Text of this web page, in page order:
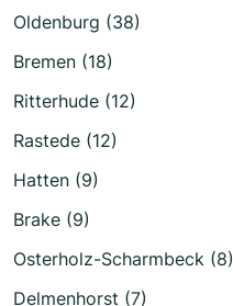
Oldenburg (38)
Bremen (18)
Ritterhude (12)
Rastede (12)
Hatten (9)
Brake (9)
Osterholz-Scharmbeck (8)
Delmenhorst (7)